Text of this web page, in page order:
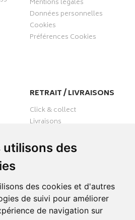
utilisons des
des cookies et d'autres
de suivi pour améliorer
de navigation sur
Mentions légales
Données personnelles
Cookies
Préférences Cookies
RETRAIT / LIVRAISONS
Click & collect
Livraisons